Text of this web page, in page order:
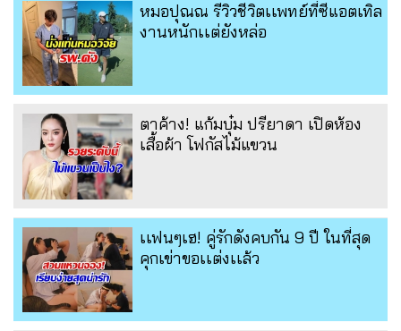
หมอปุณณ รีวิวชีวิตเเพทย์ที่ซีแอตเทิล
งานหนักเเต่ยังหล่อ
ตาค้าง! แก้มบุ๋ม ปรียาดา เปิดห้อง
เสื้อผ้า โฟกัสไม้แขวน
เเฟนๆเฮ! คู่รักดังคบกัน 9 ปี ในที่สุด
คุกเข่าขอเเต่งเเล้ว